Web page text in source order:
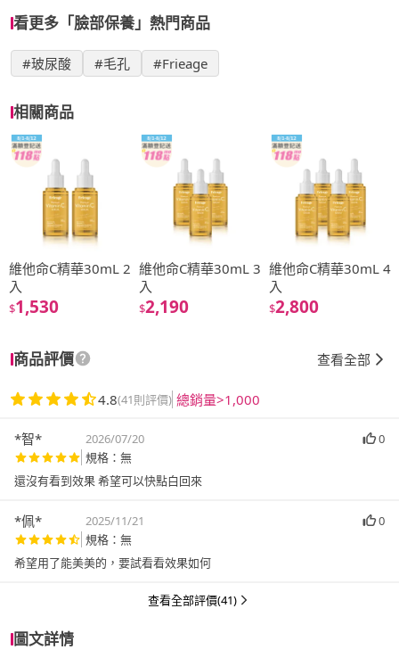
看更多「臉部保養」熱門商品
#玻尿酸 #毛孔 #Frieage
相關商品
維他命C精華30mL 2
入
$1,530
維他命C精華30mL 3
入
$2,190
維他命C精華30mL 4
入
$2,800
商品評價 查看全部
4.8(41則評價) 總銷量>1,000
*智* 2026/07/20
0
規格：無
還沒有看到效果 希望可以快點白回來
*佩* 2025/11/21
0
規格：無
希望用了能美美的，要試看看效果如何
查看全部評價(41)
圖文詳情